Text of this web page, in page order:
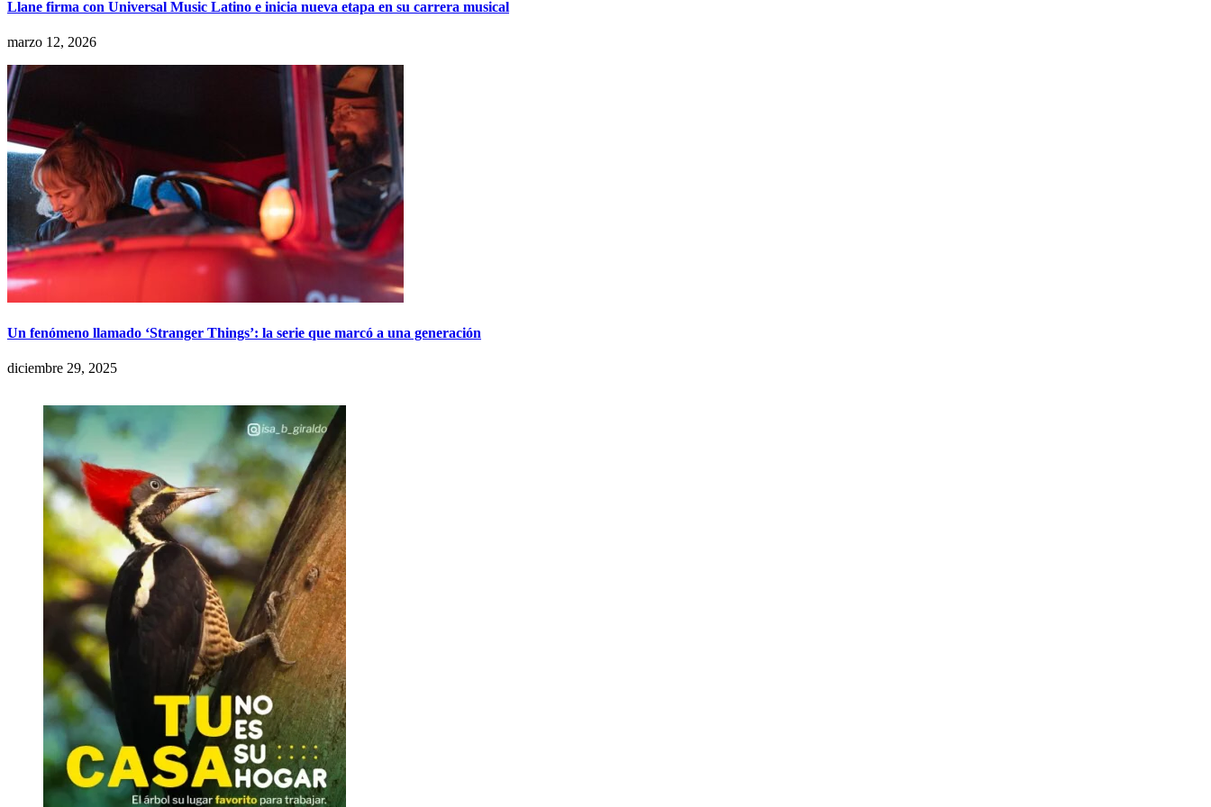
Llane firma con Universal Music Latino e inicia nueva etapa en su carrera musical
marzo 12, 2026
Un fenómeno llamado ‘Stranger Things’: la serie que marcó a una generación
diciembre 29, 2025